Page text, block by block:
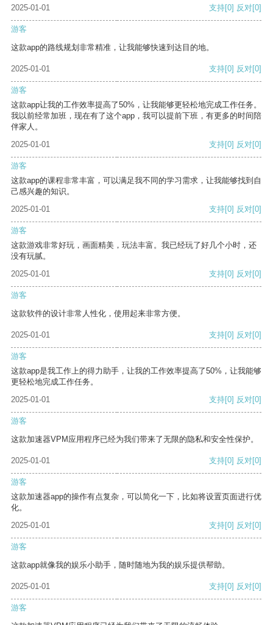
2025-01-01
支持[0] 反对[0]
游客
这款app的路线规划非常精准，让我能够快速到达目的地。
2025-01-01 支持[0] 反对[0]
游客
这款app让我的工作效率提高了50%，让我能够更轻松地完成工作任务。
我以前经常加班，现在有了这个app，我可以提前下班，有更多的时间陪
伴家人。
2025-01-01
支持[0] 反对[0]
游客
这款app的课程非常丰富，可以满足我不同的学习需求，让我能够找到自
己感兴趣的知识。
2025-01-01
支持[0] 反对[0]
游客
这款游戏非常好玩，画面精美，玩法丰富。我已经玩了好几个小时，还
没有玩腻。
2025-01-01
支持[0] 反对[0]
游客
这款软件的设计非常人性化，使用起来非常方便。
2025-01-01 支持[0] 反对[0]
游客
这款app是我工作上的得力助手，让我的工作效率提高了50%，让我能够
更轻松地完成工作任务。
2025-01-01
支持[0] 反对[0]
游客
这款加速器VPM应用程序已经为我们带来了无限的隐私和安全性保护。
2025-01-01 支持[0] 反对[0]
游客
这款加速器app的操作有点复杂，可以简化一下，比如将设置页面进行优
化。
2025-01-01
支持[0] 反对[0]
游客
这款app就像我的娱乐小助手，随时随地为我的娱乐提供帮助。
2025-01-01 支持[0] 反对[0]
游客